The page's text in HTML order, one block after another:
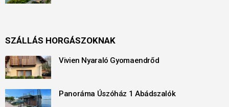
SZÁLLÁS HORGÁSZOKNAK
Vivien Nyaraló Gyomaendrőd
Panoráma Úszóház 1 Abádszalók